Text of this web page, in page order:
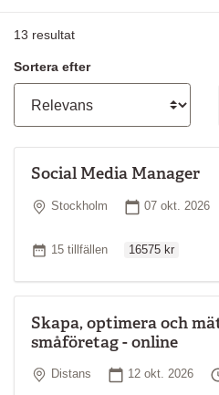
13 resultat
Sortera efter
Social Media Manager
Plats
Stockholm Startdatum
07 okt. 2026
Antal tillfällen
15 tillfällen 16575 kr
Skapa, optimera och
småföretag - online
Plats
Distans Startdatum
12 okt. 2026